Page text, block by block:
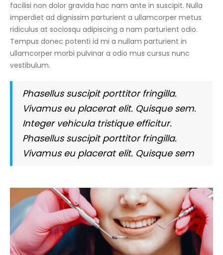
facilisi non dolor gravida hac nam ante in suscipit. Nulla
imperdiet ad dignissim parturient a ullamcorper metus
ridiculus at sociosqu adipiscing a nam parturient odio.
Tempus donec potenti id mi a nullam parturient in
ullamcorper morbi pulvinar a odio mus cursus nunc
vestibulum.
Phasellus suscipit porttitor fringilla.
Vivamus eu placerat elit. Quisque sem.
Integer vehicula tristique efficitur.
Phasellus suscipit porttitor fringilla.
Vivamus eu placerat elit. Quisque sem